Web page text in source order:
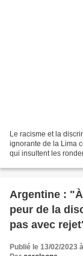
Le racisme et la
ignorante de la Lima
qui insultent les
Argentine :
peur de la
pas avec
Publié le 13/02/2023